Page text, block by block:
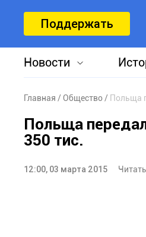
Поддержать
Новости
Главная Общество Польща
Польща
350 тис.
12:00, 03 марта 2015 Читать